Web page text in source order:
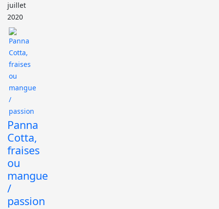
juillet
2020
Panna
Cotta,
fraises
ou
mangue
/
passion